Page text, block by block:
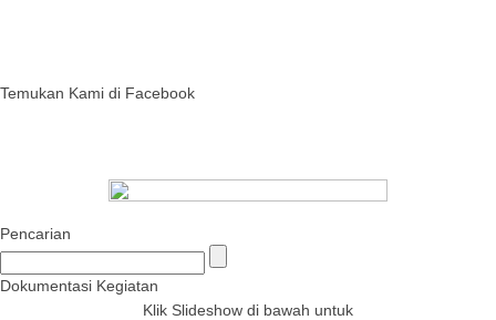
Temukan Kami di Facebook
Pencarian
Dokumentasi Kegiatan
Klik Slideshow di bawah untuk